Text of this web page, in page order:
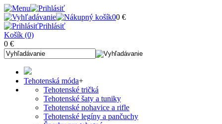
00 €
Prihlásiť
Košík (0)
0 €
Tehotenská móda+
Tehotenské tričká
Tehotenské šaty a tuniky
Tehotenské nohavice a rifle
Tehotenské legíny a pančuchy